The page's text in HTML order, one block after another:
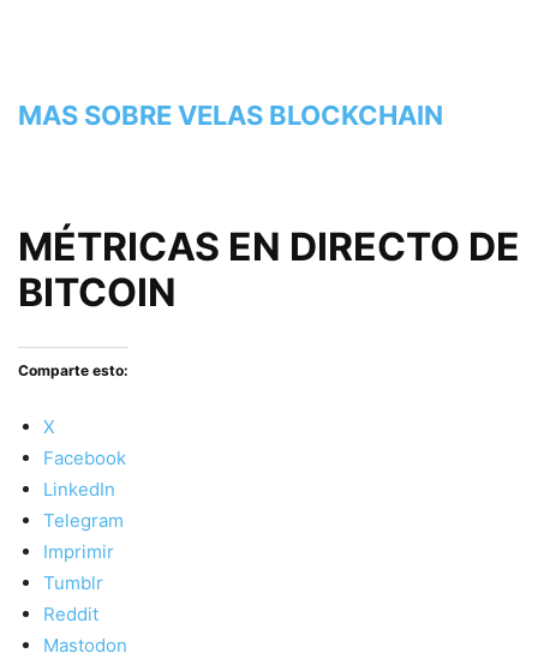
MAS SOBRE VELAS BLOCKCHAIN
MÉTRICAS EN DIRECTO DE
BITCOIN
Comparte esto:
X
Facebook
LinkedIn
Telegram
Imprimir
Tumblr
Reddit
Mastodon